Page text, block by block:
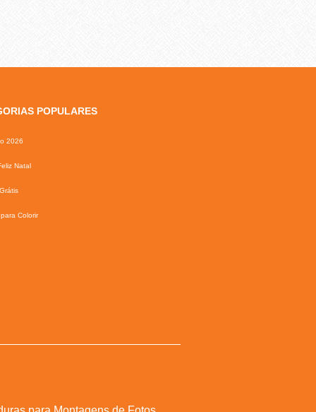
POPULARES
2026
Natal
Colorir